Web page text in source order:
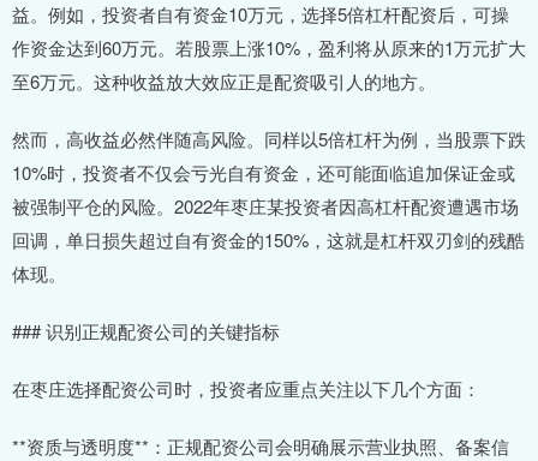
益。例如，投资者自有资金10万元，选择5倍杠杆配资后，可操
作资金达到60万元。若股票上涨10%，盈利将从原来的1万元扩大
至6万元。这种收益放大效应正是配资吸引人的地方。
然而，高收益必然伴随高风险。同样以5倍杠杆为例，当股票下跌
10%时，投资者不仅会亏光自有资金，还可能面临追加保证金或
被强制平仓的风险。2022年枣庄某投资者因高杠杆配资遭遇市场
回调，单日损失超过自有资金的150%，这就是杠杆双刃剑的残酷
体现。
### 识别正规配资公司的关键指标
在枣庄选择配资公司时，投资者应重点关注以下几个方面：
**资质与透明度**：正规配资公司会明确展示营业执照、备案信